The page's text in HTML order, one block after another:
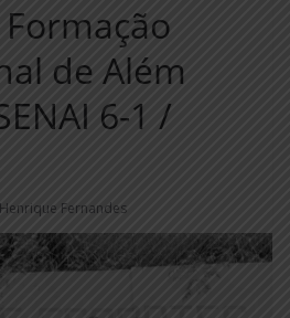
de Além
6-1 /
Fernandes